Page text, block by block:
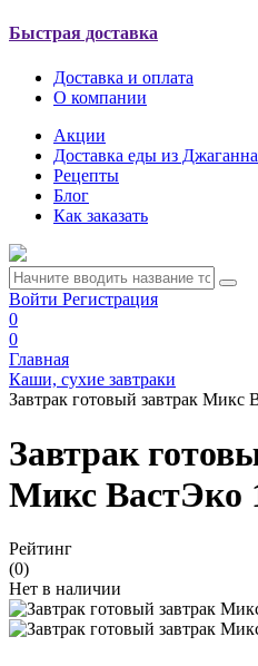
Быстрая доставка
Доставка и оплата
О компании
Акции
Доставка еды из
Рецепты
Блог
Как заказать
Войти Регистрация
0
0
Главная
Каши, сухие завтраки
Завтрак готовый завтрак Микс
Завтрак
Микс ВастЭко
Рейтинг
(0)
Нет в наличии